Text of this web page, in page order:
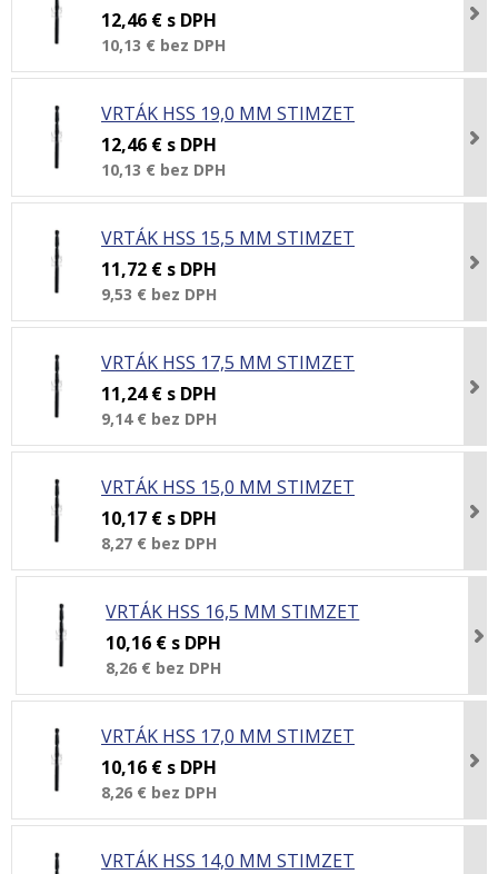
12,46 € s DPH
10,13 € bez DPH
VRTÁK HSS 19,0 MM STIMZET
12,46 € s DPH
10,13 € bez DPH
VRTÁK HSS 15,5 MM STIMZET
11,72 € s DPH
9,53 € bez DPH
VRTÁK HSS 17,5 MM STIMZET
11,24 € s DPH
9,14 € bez DPH
VRTÁK HSS 15,0 MM STIMZET
10,17 € s DPH
8,27 € bez DPH
VRTÁK HSS 16,5 MM STIMZET
10,16 € s DPH
8,26 € bez DPH
VRTÁK HSS 17,0 MM STIMZET
10,16 € s DPH
8,26 € bez DPH
VRTÁK HSS 14,0 MM STIMZET